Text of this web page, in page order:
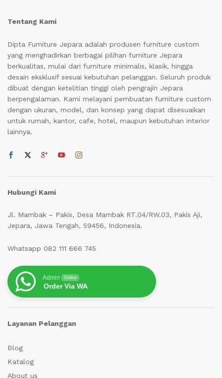
Tentang Kami
Dipta Furniture Jepara adalah produsen furniture custom
yang menghadirkan berbagai pilihan furniture Jepara
berkualitas, mulai dari furniture minimalis, klasik, hingga
desain eksklusif sesuai kebutuhan pelanggan. Seluruh produk
dibuat dengan ketelitian tinggi oleh pengrajin Jepara
berpengalaman. Kami melayani pembuatan furniture custom
dengan ukuran, model, dan konsep yang dapat disesuaikan
untuk rumah, kantor, cafe, hotel, maupun kebutuhan interior
lainnya.
Hubungi Kami
Jl. Mambak – Pakis, Desa Mambak RT.04/RW.03, Pakis Aji,
Jepara, Jawa Tengah, 59456, Indonesia.
Whatsapp 082 111 666 745
Admin Online
Order Via WA
Layanan Pelanggan
Blog
Katalog
About us